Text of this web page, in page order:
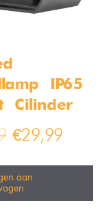
– IP65 –
Cilinder
€29,99
aan